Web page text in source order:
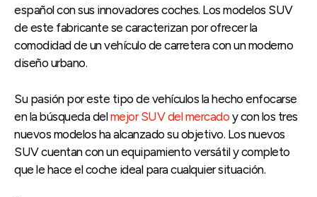
español con sus innovadores coches. Los modelos SUV
de este fabricante se caracterizan por ofrecer la
comodidad de un vehículo de carretera con un moderno
diseño urbano.
Su pasión por este tipo de vehículos la hecho enfocarse
en la búsqueda delmejor SUV del mercado y con los tres
nuevos modelos ha alcanzado su objetivo. Los nuevos
SUV cuentan con un equipamiento versátil y completo
que le hace el coche ideal para cualquier situación.